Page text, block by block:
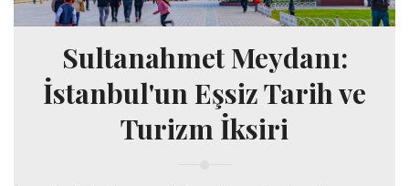
Sultanahmet Meydanı:
İstanbul'un Eşsiz Tarih ve
Turizm İksiri